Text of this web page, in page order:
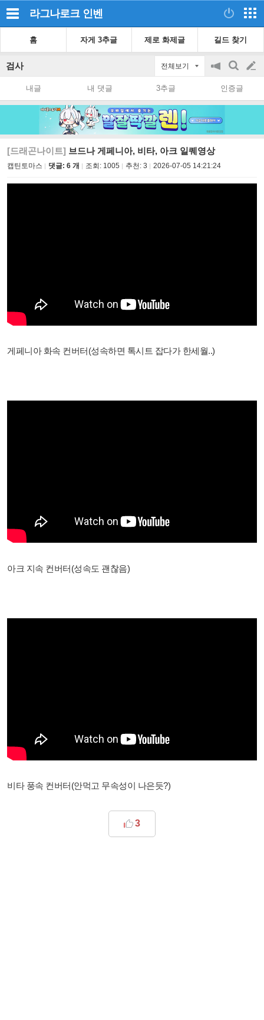
라그나로크 인벤
홈 자게 3추글 제로 화제글 길드 찾기
검사 전체보기
공
on/off
검
색
글
쓰
내글 내 댓글 3추글 인증글
[드래곤나이트] 브드나 게페니아, 비타, 아크 일퀘영상
캡틴토마스 댓글: 6 개 조회: 1005 추천: 3 2026-07-05 14:21:24
게페니아 화속 컨버터(성속하면 톡시트 잡다가 한세월..)
아크 지속 컨버터(성속도 괜찮음)
비타 풍속 컨버터(안먹고 무속성이 나은듯?)
3